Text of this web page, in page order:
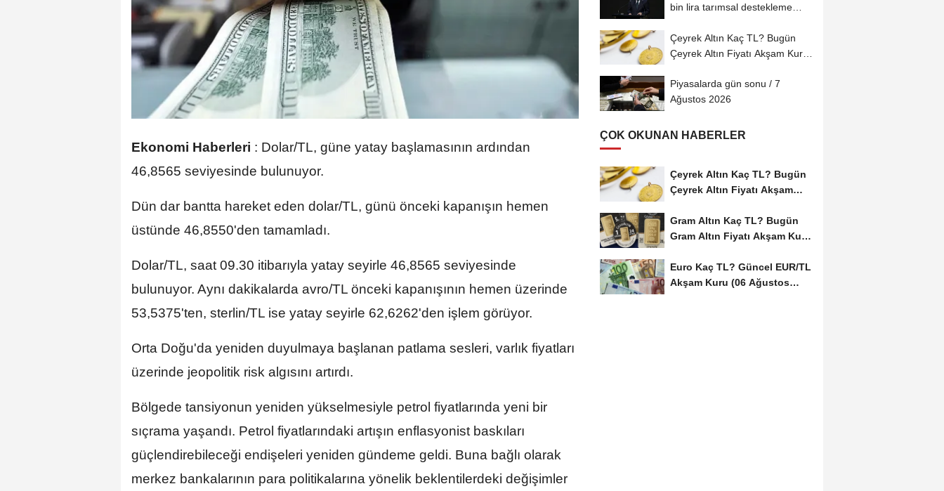
Ekonomi Haberleri : Dolar/TL, güne yatay başlamasının ardından
46,8565 seviyesinde bulunuyor.
Dün dar bantta hareket eden dolar/TL, günü önceki kapanışın hemen
üstünde 46,8550'den tamamladı.
Dolar/TL, saat 09.30 itibarıyla yatay seyirle 46,8565 seviyesinde
bulunuyor. Aynı dakikalarda avro/TL önceki kapanışının hemen üzerinde
53,5375'ten, sterlin/TL ise yatay seyirle 62,6262'den işlem görüyor.
Orta Doğu'da yeniden duyulmaya başlanan patlama sesleri, varlık fiyatları
üzerinde jeopolitik risk algısını artırdı.
Bölgede tansiyonun yeniden yükselmesiyle petrol fiyatlarında yeni bir
sıçrama yaşandı. Petrol fiyatlarındaki artışın enflasyonist baskıları
güçlendirebileceği endişeleri yeniden gündeme geldi. Buna bağlı olarak
merkez bankalarının para politikalarına yönelik beklentilerdeki değişimler
bin lira tarımsal destekleme
Çeyrek Altın Kaç TL? Bugün
Çeyrek Altın Fiyatı Akşam Kuru
Piyasalarda gün sonu / 7
Ağustos 2026
ÇOK OKUNAN HABERLER
Çeyrek Altın Kaç TL? Bugün
Çeyrek Altın Fiyatı Akşam
Gram Altın Kaç TL? Bugün
Gram Altın Fiyatı Akşam Kuru
Euro Kaç TL? Güncel EUR/TL
Akşam Kuru (06 Ağustos